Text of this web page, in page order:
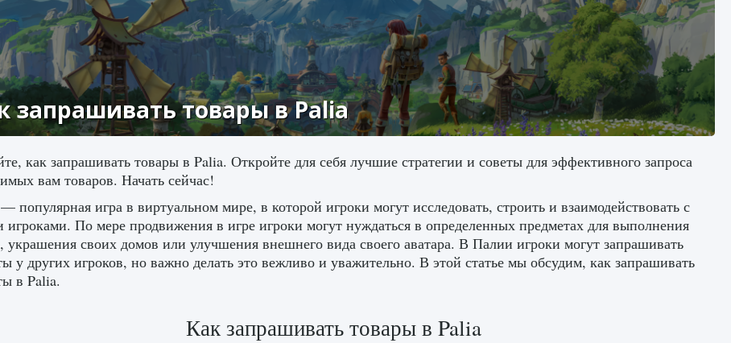
запрашивать товары в Palia
как запрашивать товары в Palia. Откройте для себя лучшие стратегии и советы для эффективного запроса
вам товаров. Начать сейчас!
популярная игра в виртуальном мире, в которой игроки могут исследовать, строить и взаимодействовать с
игроками. По мере продвижения в игре игроки могут нуждаться в определенных предметах для выполнения
украшения своих домов или улучшения внешнего вида своего аватара. В Палии игроки могут запрашивать
у других игроков, но важно делать это вежливо и уважительно. В этой статье мы обсудим, как запрашивать
в Palia.
Как запрашивать товары в Palia